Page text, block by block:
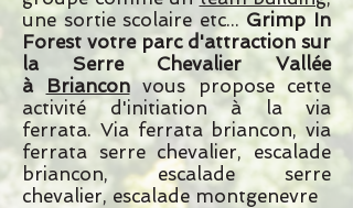
une sortie scolaire etc... Grimp In
Forest votre parc d'attraction sur
la Serre Chevalier Vallée
à
Brianconvous propose cette
activité d'initiation à la via
ferrata. Via ferrata briancon, via
ferrata serre chevalier, escalade
briancon, escalade serre
chevalier, escalade montgenevre